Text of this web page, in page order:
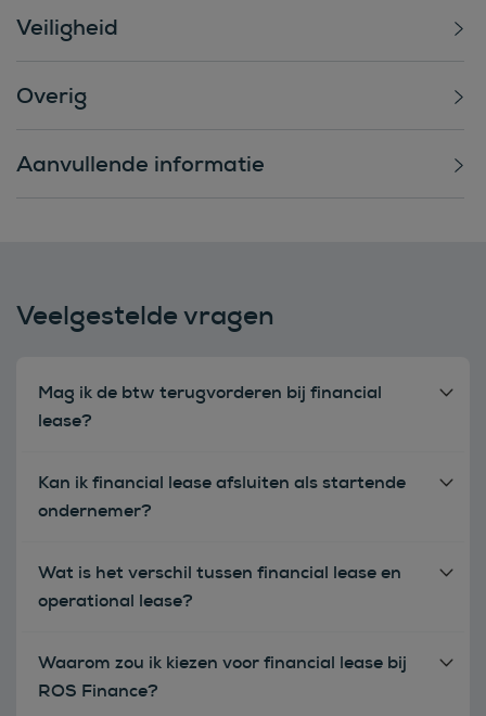
Veiligheid
Overig
Aanvullende informatie
Veelgestelde vragen
Mag ik de btw terugvorderen bij financial
lease?
Kan ik financial lease afsluiten als startende
ondernemer?
Wat is het verschil tussen financial lease en
operational lease?
Waarom zou ik kiezen voor financial lease bij
ROS Finance?